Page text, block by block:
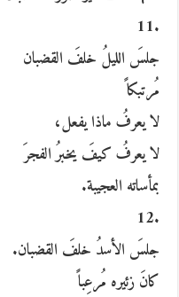
.11
جلسَ الليلُ خلفَ القضبان
مُرتبكاً
لا يعرفُ ماذا يفعل،
لا يعرفُ كيفَ يخبرُ الفجرَ
بمأساته العجيبة.
.12
جلسَ الأسدُ خلفَ القضبان.
كانَ زئيره مُرعِباً